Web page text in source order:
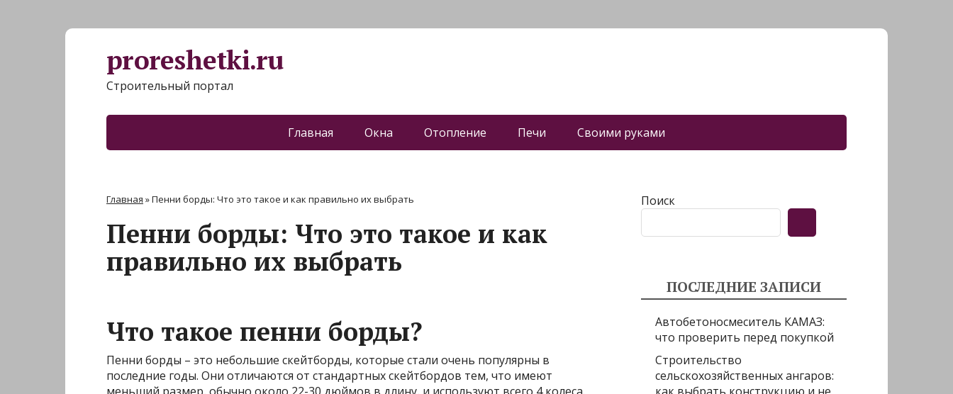
proreshetki.ru
Строительный портал
Главная Окна Отопление Печи Своими руками
Главная »Пенни борды: Что это такое и как правильно их выбрать
Пенни борды: Что это такое и как
правильно их выбрать
Что такое пенни борды?
Пенни борды – это небольшие скейтборды, которые стали очень популярны в
последние годы. Они отличаются от стандартных скейтбордов тем, что имеют
Поиск
ПОСЛЕДНИЕ ЗАПИСИ
Автобетоносмеситель КАМАЗ:
что проверить перед покупкой
Строительство
сельскохозяйственных ангаров: